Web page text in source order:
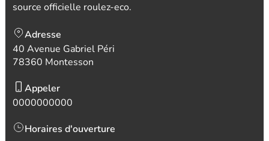
source officielle roulez-eco.
Adresse
40 Avenue Gabriel Péri
78360 Montesson
Appeler
0000000000
Horaires d'ouverture